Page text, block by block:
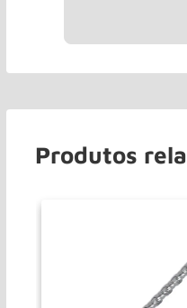
Produtos